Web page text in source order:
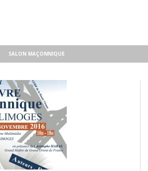
SALON MAÇONNIQUE